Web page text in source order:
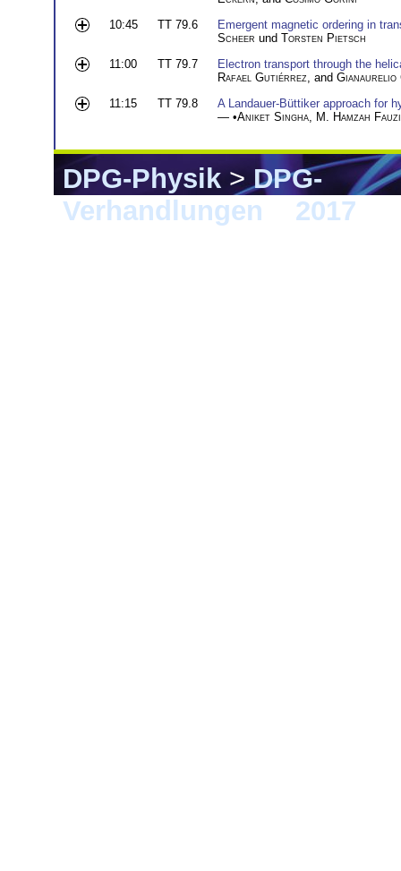
10:45
TT 79.6
Emergent magnetic ordering in
Scheer und Torsten Pietsch
11:00
TT 79.7
Electron transport through the
Rafael Gutiérrez , and Gianaurelio
11:15
TT 79.8
A Landauer-Büttiker approach for
— •Aniket Singha M. Hamzah Fauzi
DPG-Physik>DPG-
Verhandlungen
2017